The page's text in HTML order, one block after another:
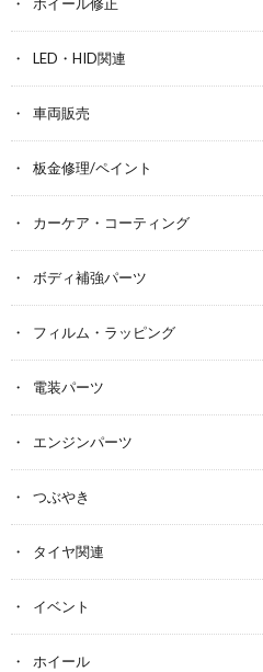
LED・HID関連
車両販売
板金修理/ペイント
カーケア・コーティング
ボディ補強パーツ
フィルム・ラッピング
電装パーツ
エンジンパーツ
つぶやき
タイヤ関連
イベント
ホイール